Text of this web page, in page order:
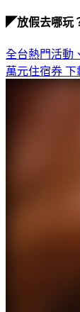
◤放假去哪玩
全台熱門活動
萬元住宿券 下